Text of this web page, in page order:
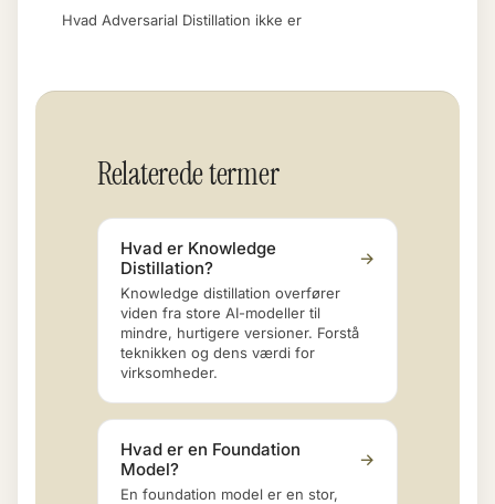
Hvad Adversarial Distillation ikke er
Relaterede termer
Hvad er Knowledge
Distillation?
→
Knowledge distillation overfører
viden fra store AI-modeller til
mindre, hurtigere versioner. Forstå
teknikken og dens værdi for
virksomheder.
Hvad er en Foundation
Model?
→
En foundation model er en stor,